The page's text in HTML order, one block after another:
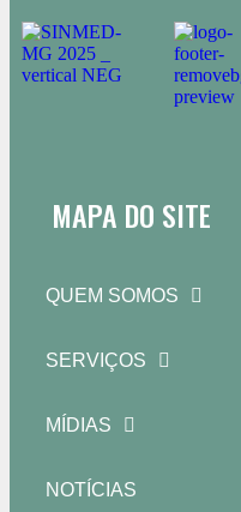
MAPA DO SITE
QUEM SOMOS
SERVIÇOS
MÍDIAS
NOTÍCIAS